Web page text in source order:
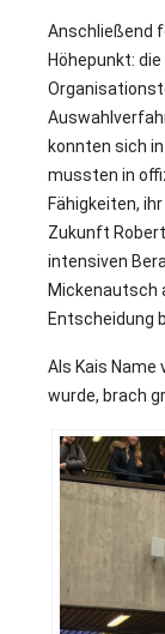
Anschließend
Höhepunkt:
konnten sich
mussten in
Fähigkeiten,
Zukunft
intensiven
Mickenautsch
Entscheidung
Als Kais
wurde, brach